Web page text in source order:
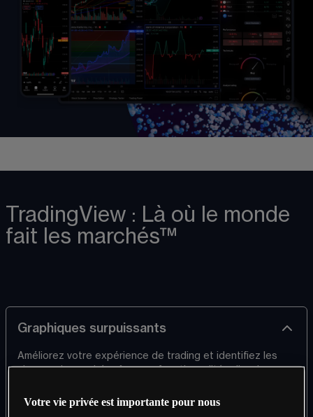
TradingView : Là où le monde
fait les marchés™
Graphiques surpuissants
Améliorez votre expérience de trading et identifiez les
signaux du marché grâce aux fonctionnalités d'analyse
de graphiques interactifs et réactifs ainsi que plus de 110
Votre vie privée est importante pour nous